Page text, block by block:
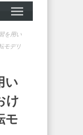
を用い
モデリ
い
け
モ